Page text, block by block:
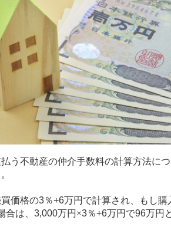
う不動産の仲介手数料の計算方法に
価格の3％+6万円で計算され、もし購
合は、 3,000万円×3％+6万円で96万円